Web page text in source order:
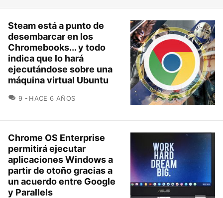
Steam está a punto de
desembarcar en los
Chromebooks... y todo
indica que lo hará
ejecutándose sobre una
máquina virtual Ubuntu
9 COMENTARIOS
HACE 6 AÑOS
Chrome OS Enterprise
permitirá ejecutar
aplicaciones Windows a
partir de otoño gracias a
un acuerdo entre Google
y Parallels